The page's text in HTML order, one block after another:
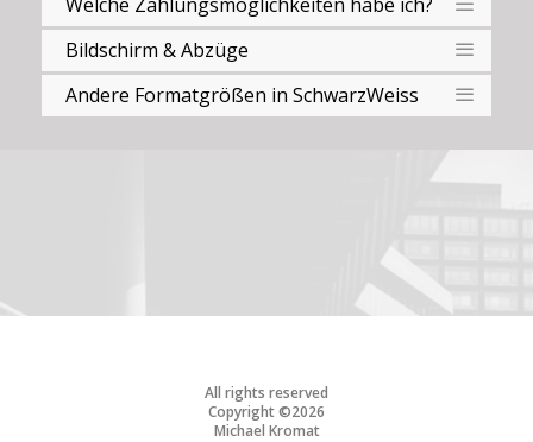
Bildschirm & Abzüge
Andere Formatgrößen in SchwarzWeiss
All rights reserved
Copyright ©2026
Michael Kromat